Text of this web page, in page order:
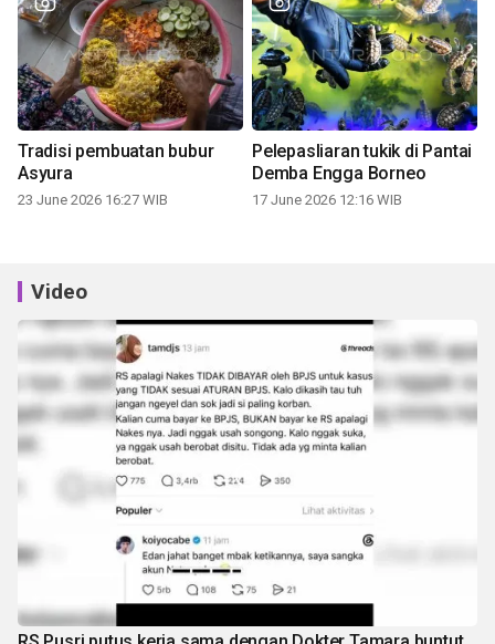
Tradisi pembuatan bubur
Asyura
23 June 2026 16:27 WIB
Pelepasliaran tukik di Pantai
Demba Engga Borneo
17 June 2026 12:16 WIB
Video